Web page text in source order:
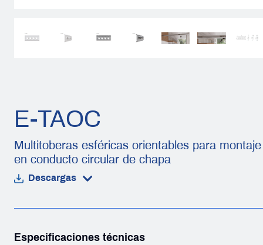
E-TAOC
Multitoberas esféricas orientables para montaje
en conducto circular de chapa
Descargas
Especificaciones técnicas